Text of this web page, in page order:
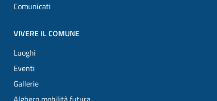
Comunicati
VIVERE IL COMUNE
Luoghi
Eventi
Gallerie